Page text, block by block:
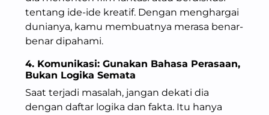
tentang ide-ide kreatif. Dengan menghargai
dunianya, kamu membuatnya merasa benar-
benar dipahami.
4. Komunikasi: Gunakan Bahasa Perasaan,
Bukan Logika Semata
Saat terjadi masalah, jangan dekati dia
dengan daftar logika dan fakta. Itu hanya